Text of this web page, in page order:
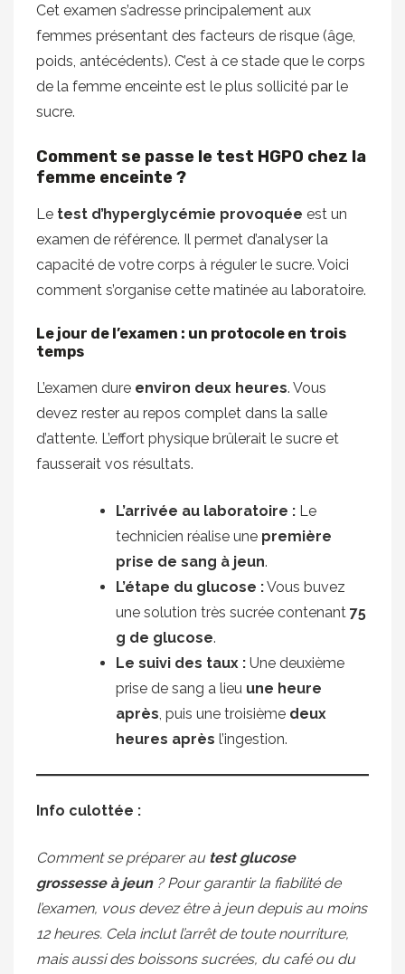
Cet examen s’adresse principalement aux
femmes présentant des facteurs de risque (âge,
poids, antécédents). C’est à ce stade que le corps
de la femme enceinte est le plus sollicité par le
sucre.
Comment se passe le test HGPO chez la
femme enceinte ?
Le test d’hyperglycémie provoquée est un
examen de référence. Il permet d’analyser la
capacité de votre corps à réguler le sucre. Voici
comment s’organise cette matinée au laboratoire.
Le jour de l’examen : un protocole en trois
temps
L’examen dure environ deux heures. Vous
devez rester au repos complet dans la salle
d’attente. L’effort physique brûlerait le sucre et
fausserait vos résultats.
L’arrivée au laboratoire : Le
technicien réalise une première
prise de sang à jeun.
L’étape du glucose :Vous buvez
une solution très sucrée contenant 75
g de glucose.
Le suivi des taux : Une deuxième
prise de sang a lieu une heure
après, puis une troisième deux
heures après l’ingestion.
Info culottée :
Comment se préparer au test glucose
grossesse à jeun? Pour garantir la fiabilité de
l’examen, vous devez être à jeun depuis au moins
12 heures. Cela inclut l’arrêt de toute nourriture,
mais aussi des boissons sucrées, du café ou du